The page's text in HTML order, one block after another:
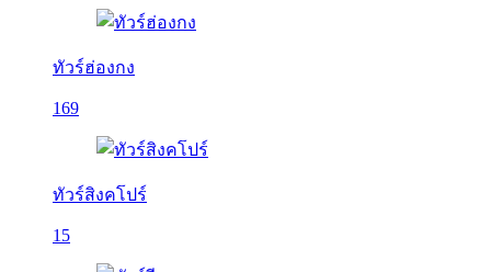
ทัวร์ฮ่องกง
169
ทัวร์สิงคโปร์
15